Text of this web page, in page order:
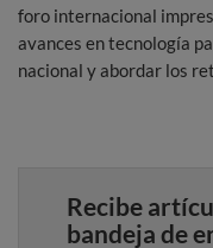
foro internacional
avances en tecnología
nacional y abordar los
Recibe
bandeja de